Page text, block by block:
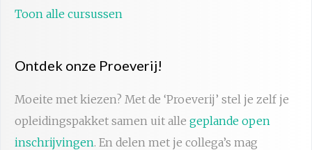
Toon alle cursussen
Ontdek onze Proeverij!
Moeite met kiezen? Met de ‘Proeverij’ stel je zelf je
opleidingspakket samen uit alle geplande open
inschrijvingen. En delen met je collega’s mag